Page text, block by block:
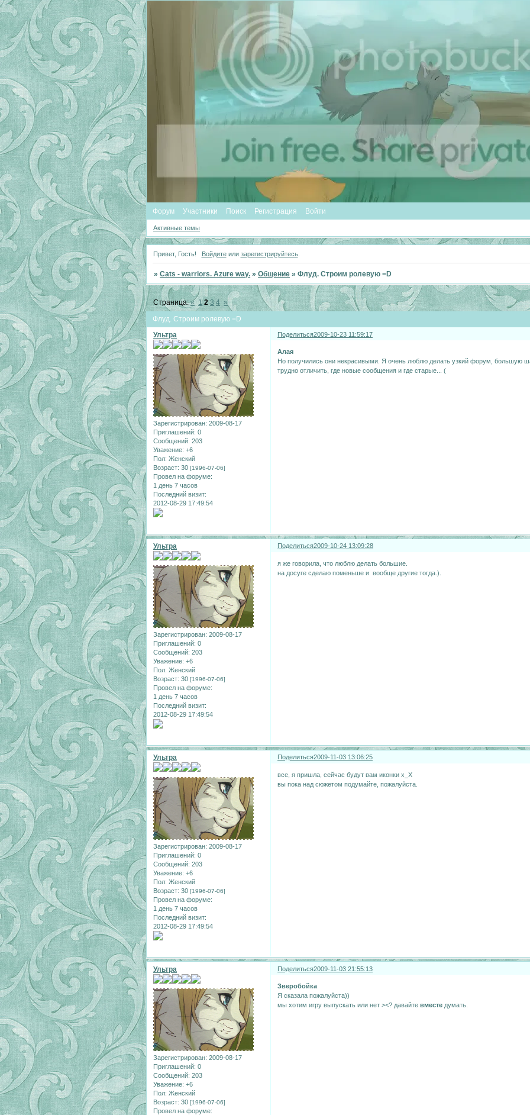
Форум Участники Поиск Регистрация Войти
Активные темы
Привет, Гость! Войдитеили зарегистрируйтесь.
»Cats - warriors. Azure way. »Общение »Флуд. Строим ролевую =D
Флуд. Строим ролевую =D
Страница:« 1 2 3 4 »
Поделиться2009-10-23 11:59:17
Ультра
Зарегистрирован: 2009-08-17
Приглашений: 0
Сообщений: 203
Уважение: +6
Пол: Женский
Возраст: 30 [1996-07-06]
Провел на форуме:
1 день 7 часов
Последний визит:
2012-08-29 17:49:54
Алая
Но получились они некрасивыми. Я очень люблю делать узкий форум, большую
трудно отличить, где новые сообщения и где старые... (
Поделиться2009-10-24 13:09:28
Ультра
Зарегистрирован: 2009-08-17
Приглашений: 0
Сообщений: 203
Уважение: +6
Пол: Женский
Возраст: 30 [1996-07-06]
Провел на форуме:
1 день 7 часов
Последний визит:
2012-08-29 17:49:54
я же говорила, что люблю делать большие.
на досуге сделаю поменьше и вообще другие тогда.).
Поделиться2009-11-03 13:06:25
Ультра
Зарегистрирован: 2009-08-17
Приглашений: 0
Сообщений: 203
Уважение: +6
Пол: Женский
Возраст: 30 [1996-07-06]
Провел на форуме:
1 день 7 часов
Последний визит:
2012-08-29 17:49:54
все, я пришла, сейчас будут вам иконки х_Х
вы пока над сюжетом подумайте, пожалуйста.
Поделиться2009-11-03 21:55:13
Ультра
Зарегистрирован: 2009-08-17
Приглашений: 0
Сообщений: 203
Уважение: +6
Пол: Женский
Возраст: 30 [1996-07-06]
Провел на форуме:
Зверобойка
Я сказала пожалуйста))
мы хотим игру выпускать или нет ><? давайтевместе думать.